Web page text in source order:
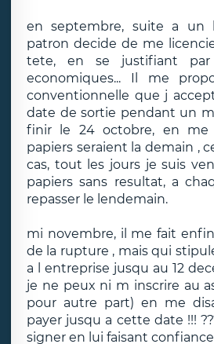
en septembre, suite a un
patron decide de me
tete, en se justifiant par
economiques... Il me
conventionnelle que j
date de sortie pendant un
finir le 24 octobre, en me
papiers seraient la demain ,
cas, tout les jours je suis
papiers sans resultat, a
repasser le lendemain.
mi novembre, il me fait
de la rupture , mais qui
a l entreprise jusqu au 12
je ne peux ni m inscrire au
pour autre part) en me
payer jusqu a cette date !!!
signer en lui faisant